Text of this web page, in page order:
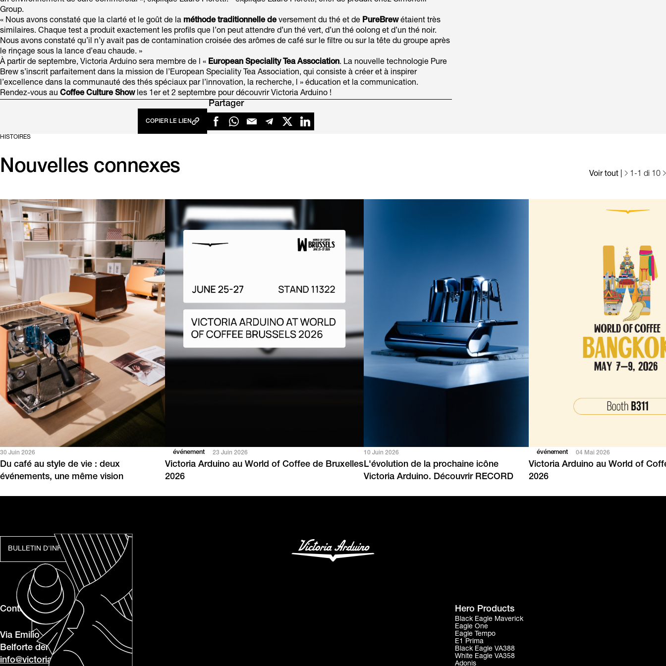
Group.
« Nous avons constaté que la clarté et le goût de la méthode traditionnelle deversement du thé et de PureBrewétaient très
similaires. Chaque test a produit exactement les profils que l’on peut attendre d’un thé vert, d’un thé oolong et d’un thé noir.
Nous avons constaté qu’il n’y avait pas de contamination croisée des arômes de café sur le filtre ou sur la tête du groupe après
le rinçage sous la lance d’eau chaude. »
À partir de septembre, Victoria Arduino sera membre de l « European Speciality Tea Association. La nouvelle technologie Pure
Brew s’inscrit parfaitement dans la mission de l’European Speciality Tea Association, qui consiste à créer et à inspirer
l’excellence dans la communauté des thés spéciaux par l’innovation, la recherche, l » éducation et la communication.
Rendez-vous au Coffee Culture Showles 1er et 2 septembre pour découvrir Victoria Arduino !
Partager
COPIER LE LIEN
HISTOIRES
Nouvelles connexes Voir tout 1 - 1 di 10
30 Juin 2026
Du café au style de vie : deux
événements, une même vision
événement 23 Juin 2026
Victoria Arduino au World of Coffee de Bruxelles
2026
10 Juin 2026
L'évolution de la prochaine icône
Victoria Arduino. Découvrir RECORD
événement 04 Mai 2026
Victoria Arduino au World of
2026
BULLETIN D'INFORMATION
Contacts
Via Emilio Betti, 1, 62020
Belforte del Chienti MC
info@victoriaarduino.com
Hero Products
Black Eagle Maverick
Eagle One
Eagle Tempo
E1 Prima
Black Eagle VA388
White Eagle VA358
Adonis